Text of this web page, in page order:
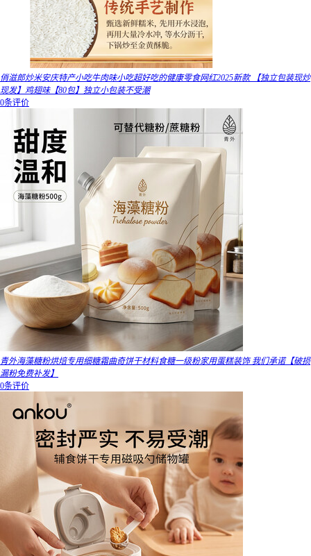
俏滋郎炒米安庆特产小吃牛肉味小吃超好吃的健康零食网红2025新款 【独立包装现炒
现发】鸡翅味【80包】独立小包装不受潮
0条评价
青外海藻糖粉烘焙专用细糖霜曲奇饼干材料食糖一级粉家用蛋糕装饰 我们承诺【破损
漏粉免费补发】
0条评价